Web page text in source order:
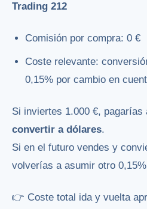
Trading 212
Comisión por compra: 0 €
Coste relevante:
0,15% por cambio en
Si inviertes 1.000 €, pagarías
convertir a dólares.
Si en el futuro vendes y
volverías a asumir otro
👉 Coste total ida y vuelta